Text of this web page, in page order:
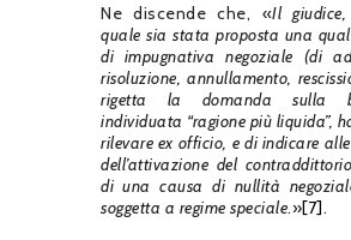
Ne discende che, «Il
quale sia stata proposta una
di impugnativa negoziale (di
risoluzione, annullamento,
rigetta la domanda sulla
individuata “ragione più liquida”,
rilevare ex officio, e di indicare
dell’attivazione del
di una causa di nullità
soggetta a regime speciale.»[7].